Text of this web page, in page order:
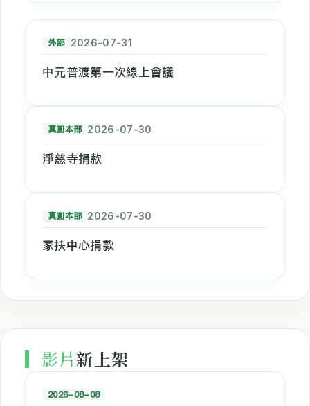
外部 2026-07-31
中元普渡第一次線上會議
真圓本部 2026-07-30
淨慈寺捐款
真圓本部 2026-07-30
家扶中心捐款
影片新上架
2026-08-08